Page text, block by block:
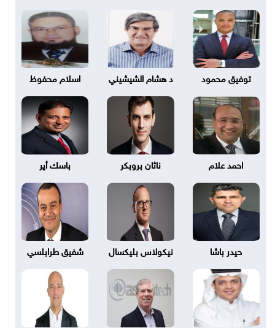
توفيق محمود د هشام الشيشيني اسلام محفوظ
احمد علام ناثان بروبكر باسك أير
حيدر باشا نيكولاس بليكسال شفيق طرابلسي